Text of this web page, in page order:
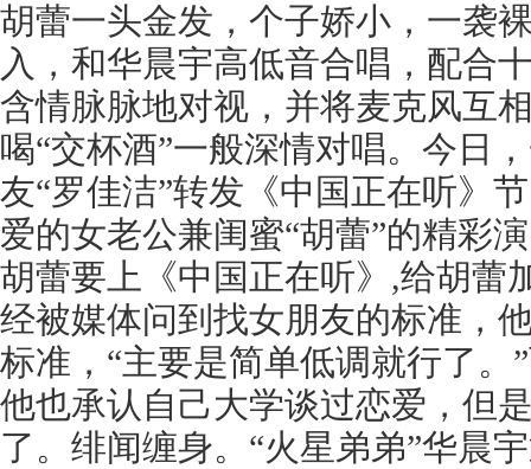
胡蕾一头金发，个子娇小，一袭
入，和华晨宇高低音合唱，配合
含情脉脉地对视，并将麦克风互
喝“交杯酒”一般深情对唱。今日
友“罗佳洁”转发《中国正在听》
爱的女老公兼闺蜜“胡蕾”的精彩
胡蕾要上《中国正在听》,给胡蕾
经被媒体问到找女朋友的标准，
标准，“主要是简单低调就行了。
他也承认自己大学谈过恋爱，但
了。绯闻缠身。“火星弟弟”华晨